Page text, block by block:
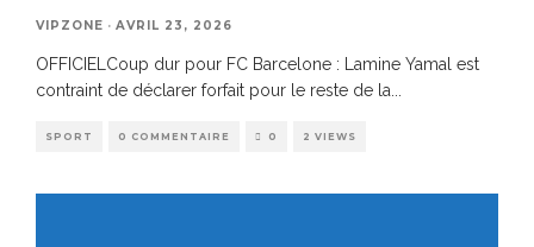
VIPZONE · AVRIL 23, 2026
OFFICIELCoup dur pour FC Barcelone : Lamine Yamal est
contraint de déclarer forfait pour le reste de la
SPORT 0 COMMENTAIRE 0 2 VIEWS